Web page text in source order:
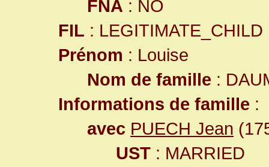
FNA : NO
FIL : LEGITIMATE_CHILD
Prénom : Louise
Nom de famille :
Informations de famille :
avec PUECH Jean
UST : MARRIED